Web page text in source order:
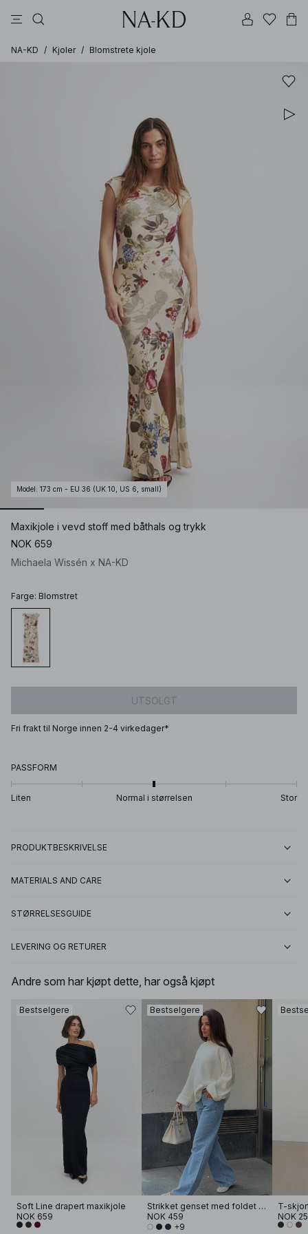
NA-KD / Kjoler / Blomstrete kjole
Model : 173 cm - EU 36 (UK 10, US 6, small)
Maxikjole i vevd stoff med båthals og trykk
NOK 659
Michaela Wissén x NA-KD
Farge: Blomstret
UTSOLGT
Fri frakt til Norge innen 2-4 virkedager*
PASSFORM
Liten Normal i størrelsen Stor
PRODUKTBESKRIVELSE
MATERIALS AND CARE
STØRRELSESGUIDE
LEVERING OG RETURER
Andre som har kjøpt dette, har også kjøpt
Bestselgere
Soft Line drapert maxikjole
NOK 659
Bestselgere
Strikket genset med foldet erme
NOK 459
+9
T-
NOK